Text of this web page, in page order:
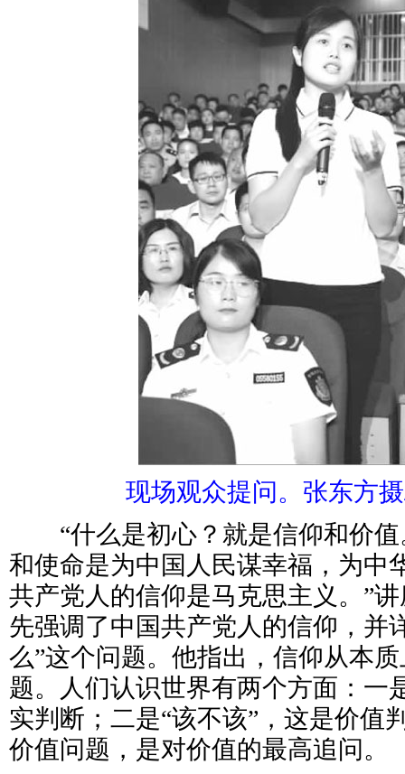
现场观众提问。张东方
“什么是初心？就是信仰和价值
和使命是为中国人民谋幸福，为中
共产党人的信仰是马克思主义。”
先强调了中国共产党人的信仰，并
么”这个问题。他指出，信仰从本
题。人们认识世界有两个方面：一
实判断；二是“该不该”，这是价值
价值问题，是对价值的最高追问。